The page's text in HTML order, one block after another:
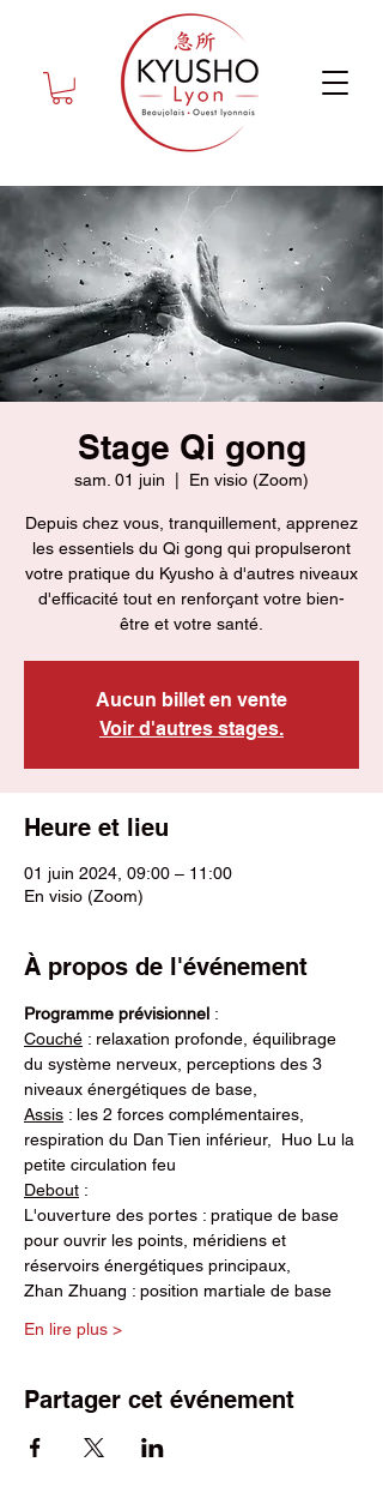
Stage Qi gong
sam. 01 juin En visio (Zoom)
Depuis chez vous, tranquillement, apprenez
les essentiels du Qi gong qui propulseront
votre pratique du Kyusho à d'autres niveaux
d'efficacité tout en renforçant votre bien-
être et votre santé.
Aucun billet en vente
Voir d'autres stages.
Heure et lieu
01 juin 2024, 09:00 – 11:00
En visio (Zoom)
À propos de l'événement
Programme prévisionnel :
Couché : relaxation profonde, équilibrage
du système nerveux, perceptions des 3
niveaux énergétiques de base,
Assis : les 2 forces complémentaires,
respiration du Dan Tien inférieur,  Huo Lu la
petite circulation feu
Debout :
L'ouverture des portes : pratique de base
pour ouvrir les points, méridiens et
réservoirs énergétiques principaux,
Zhan Zhuang : position martiale de base
En lire plus >
Partager cet événement